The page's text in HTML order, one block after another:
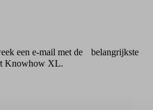
een e-mail met de belangrijkste
Knowhow XL.